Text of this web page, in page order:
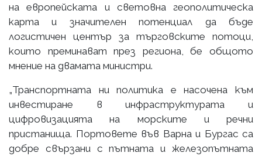
на европейската и световна геополитическа
карта и значителен потенциал да бъде
логистичен център за търговските потоци,
които преминават през региона, бе общото
мнение на двамата министри.
„Транспортната ни политика е насочена към
инвестиране в инфраструктурата и
цифровизацията на морските и речни
пристанища. Портовете във Варна и Бургас са
добре свързани с пътната и железопътната